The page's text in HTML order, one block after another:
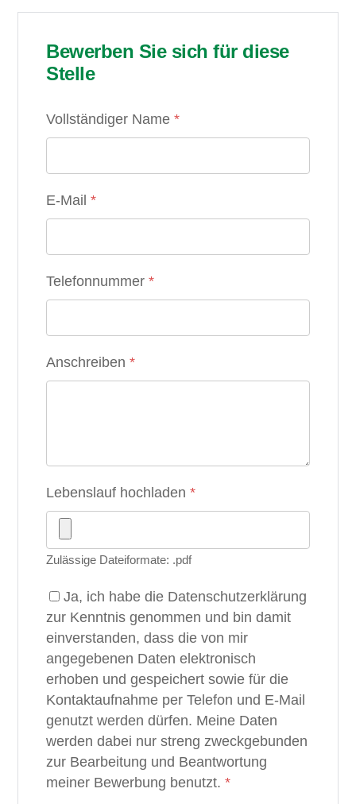
Bewerben Sie sich für diese
Stelle
Vollständiger Name*
E-Mail*
Telefonnummer*
Anschreiben*
Lebenslauf hochladen*
Zulässige Dateiformate: .pdf
Ja, ich habe die Datenschutzerklärung
zur Kenntnis genommen und bin damit
einverstanden, dass die von mir
angegebenen Daten elektronisch
erhoben und gespeichert sowie für die
Kontaktaufnahme per Telefon und E-Mail
genutzt werden dürfen. Meine Daten
werden dabei nur streng zweckgebunden
zur Bearbeitung und Beantwortung
meiner Bewerbung benutzt.*